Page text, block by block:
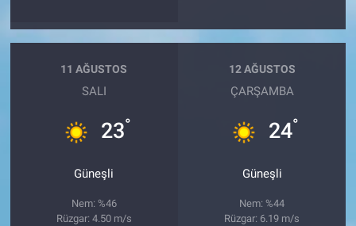
11 AĞUSTOS
SALI
23°
Güneşli
Nem: %46
Rüzgar: 4.50 m/s
12 AĞUSTOS
ÇARŞAMBA
24°
Güneşli
Nem: %44
Rüzgar: 6.19 m/s